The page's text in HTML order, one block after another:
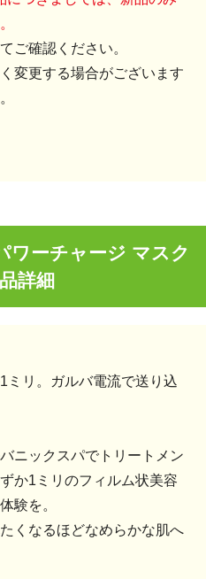
ご確認ください。
変更する場合がございます
ワーチャージ マスク
詳細
ミリ。ガルバ電流で送り込
ニックスパでトリートメン
か1ミリのフィルム状美容
験を。
くなるほどなめらかな肌へ